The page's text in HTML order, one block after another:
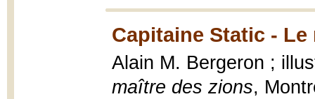
Capitaine Static -
Alain M. Bergeron ;
maître des zions,